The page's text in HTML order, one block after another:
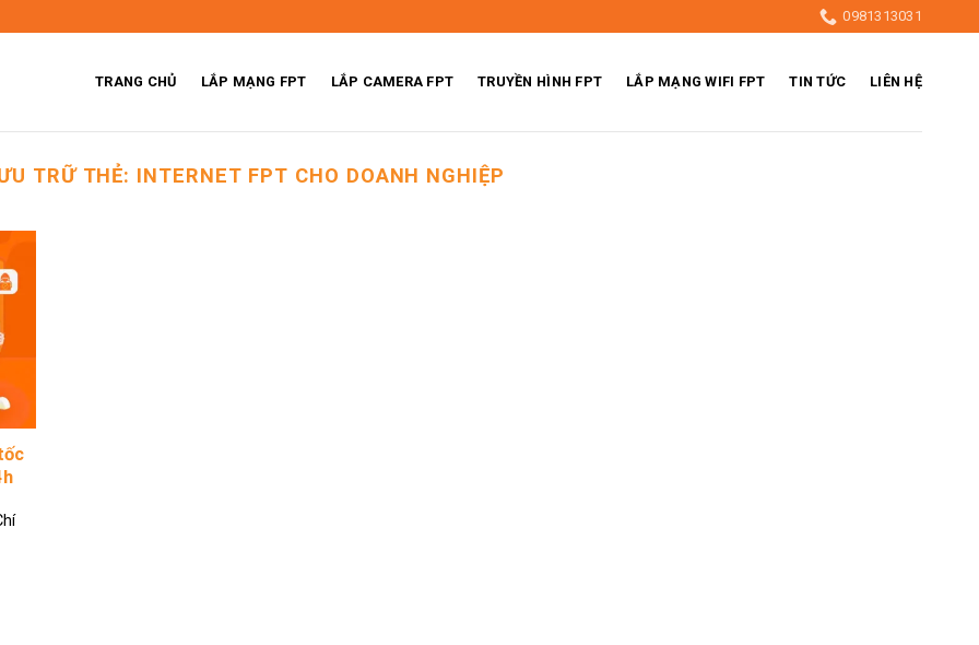
0981313031
TRANG CHỦ LẮP MẠNG FPT LẮP CAMERA FPT TRUYỀN HÌNH FPT LẮP MẠNG WIFI FPT TIN TỨC LIÊN HỆ
TRỮ THẺ: INTERNET FPT CHO DOANH NGHIỆP